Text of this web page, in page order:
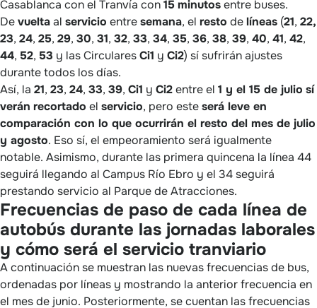
Casablanca con el Tranvía con15minutosentre buses.
Devueltaal servicio entresemana, el resto delíneas (21, 22,
23, 24, 25, 29, 30, 31, 32, 33, 34, 35, 36, 38, 39, 40, 41, 42,
44, 52, 53 y las CircularesCi1 y Ci2) sí sufrirán ajustes
durante todos los días.
Así, la 21, 23, 24, 33, 39, Ci1 y Ci2entre el 1 y el 15 de julio sí
verán recortado el servicio, pero esteserá leve en
comparación con lo que ocurrirán el resto del mes de julio
y agosto. Eso sí, el empeoramiento será igualmente
notable. Asimismo, durante las primera quincena la línea 44
seguirá llegando al Campus Río Ebro y el 34 seguirá
prestando servicio al Parque de Atracciones.
Frecuencias de paso de cada línea de
autobús durante las jornadas laborales
y cómo será el servicio tranviario
A continuación se muestran las nuevas frecuencias de bus,
ordenadas por líneas y mostrando la anterior frecuencia en
el mes de junio. Posteriormente, se cuentan las frecuencias